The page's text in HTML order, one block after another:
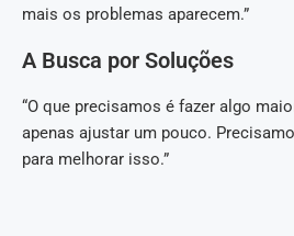
mais os problemas aparecem.”
A Busca por Soluções
“O que precisamos é fazer algo
apenas ajustar um pouco.
para melhorar isso.”